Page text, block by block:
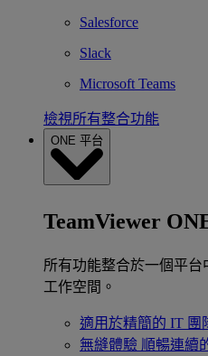
Salesforce
Slack
Microsoft Teams
檢視所有整合功能
ONE 平台
TeamViewer
所有功能整合於一個平
工作空間。
適用於精簡的 IT 團
無縫體驗 順暢連續